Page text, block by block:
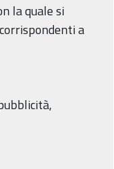
la quale si
a